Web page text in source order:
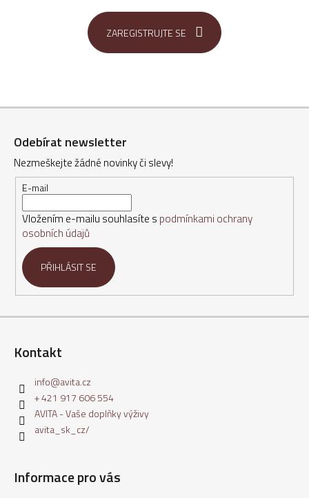
ZAREGISTRUJTE SE
Z
Odebírat newsletter
Nezmeškejte žádné novinky či slevy!
E-mail
Vložením e-mailu souhlasíte s podmínkami ochrany
osobních údajů
PŘIHLÁSIT SE
Kontakt
info@avita.cz
+ 421 917 606 554
AVITA - Vaše doplňky výživy
avita_sk_cz/
Informace pro vás